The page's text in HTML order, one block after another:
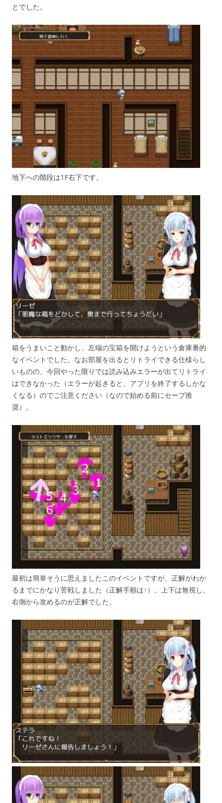
とでした。
地下への階段は1F右下です。
箱をうまいこと動かし、左端の宝箱を開けようという倉庫番的
なイベントでした。なお部屋を出るとリトライできる仕様らし
いものの、今回やった限りでは読み込みエラーが出てリトライ
はできなかった（エラーが起きると、アプリを終了するしかな
くなる）のでご注意ください（なので始める前にセーブ推
奨）。
最初は簡単そうに思えましたこのイベントですが、正解がわか
るまでにかなり苦戦しました（正解手順は↑）。上下は無視し、
右側から攻めるのが正解でした。